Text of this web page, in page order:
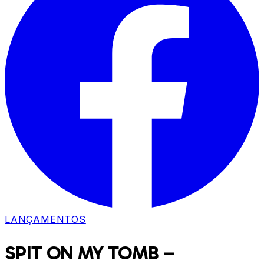
LANÇAMENTOS
SPIT ON MY TOMB –